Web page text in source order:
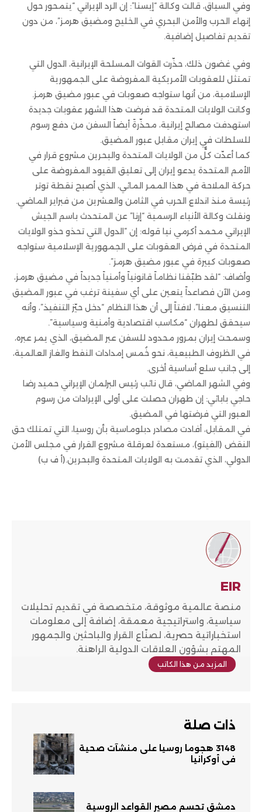
وفي السياق، قالت وكالة “إيسنا”: إن الرد الإيراني “يتمحور حول
إنهاء الحرب والأمن البحري في الخليج ومضيق هرمز”، من دون
تقديم تفاصيل إضافية.
وفي غضون ذلك، حذّرت القوات المسلحة الإيرانية، الدول التي
تمتثل للعقوبات الأمريكية المفروضة على الجمهورية
الإسلامية، من أنها ستواجه صعوبات في عبور مضيق هرمز.
وكانت الولايات المتحدة قد فرضت هذا الشهر عقوبات جديدة
استهدفت مصالح إيرانية، محذّرةً أيضاً السفن من دفع رسوم
للسلطات في إيران مقابل عبور المضيق.
كما أعدّت كلٌّ من الولايات المتحدة والبحرين مشروع قرار في
الأمم المتحدة يدعو إيران إلى تعليق القيود المفروضة على
حركة الملاحة في هذا الممر المائي، الذي أصبح نقطة توتر
رئيسة منذ اندلاع الحرب في الثامن والعشرين من فبراير الماضي.
ونقلت وكالة الأنباء الرسمية “إرنا” عن المتحدث باسم الجيش
الإيراني محمد أكرمي نيا قوله: إن “الدول التي تحذو حذو الولايات
المتحدة في فرض العقوبات على الجمهورية الإسلامية ستواجه
صعوبات كبيرة في عبور مضيق هرمز”.
وأضاف: “لقد طبّقنا نظاماً قانونياً وأمنياً جديداً في مضيق هرمز،
ومن الآن فصاعداً يتعين على أي سفينة ترغب في عبور المضيق
التنسيق معنا”، لافتاً إلى أن هذا النظام “دخل حيّز التنفيذ”، وأنه
سيحقق لطهران “مكاسب اقتصادية وأمنية وسياسية”.
وسمحت إيران بمرور محدود للسفن عبر المضيق، الذي يمر عبره،
في الظروف الطبيعية، نحو خُمس إمدادات النفط والغاز العالمية،
إلى جانب سلع أساسية أخرى.
وفي الشهر الماضي، قال نائب رئيس البرلمان الإيراني حميد رضا
حاجي بابائي: إن طهران حصلت على أولى الإيرادات من رسوم
العبور التي فرضتها في المضيق.
في المقابل، أفادت مصادر دبلوماسية بأن روسيا، التي تمتلك حق
النقض (الفيتو)، مستعدة لعرقلة مشروع القرار في مجلس الأمن
الدولي، الذي تقدمت به الولايات المتحدة والبحرين.(أ ف ب)
EIR
منصة عالمية موثوقة، متخصصة في تقديم تحليلات
سياسية، واستراتيجية معمقة، إضافة إلى معلومات
استخباراتية حصرية، لصنّاع القرار والباحثين والجمهور
المهتم بشؤون العلاقات الدولية الراهنة.
المزيد من هذا الكاتب
ذات صلة
3148 هجوماً روسياً على منشآت صحية
في أوكرانيا
دمشق تحسم مصير القواعد الروسية